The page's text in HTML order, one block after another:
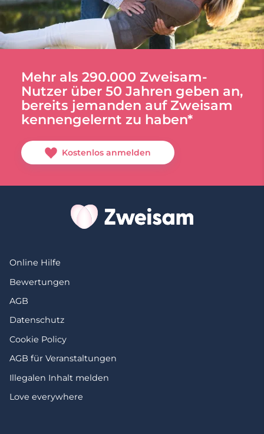
Mehr als 290.000 Zweisam-
Nutzer über 50 Jahren geben an,
bereits jemanden auf Zweisam
kennengelernt zu haben*
Kostenlos anmelden
Online Hilfe
Bewertungen
AGB
Datenschutz
Cookie Policy
AGB für Veranstaltungen
Illegalen Inhalt melden
Love everywhere